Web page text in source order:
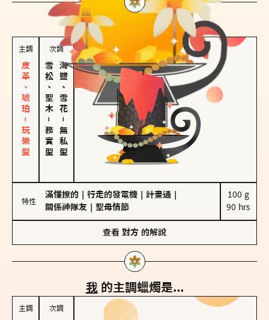
對方的主調蠟燭是...
主調
皮革、琥珀－玩樂型
次調
雪松、聖木
－
務實型
海鹽、雪花
－
無私型
特性
滿懂撩的 行走的發電機 計畫通
關係神隊友
聖母情節
100 g
90 hrs
查看 對方 的解說
我 的主調蠟燭是...
主調 次調